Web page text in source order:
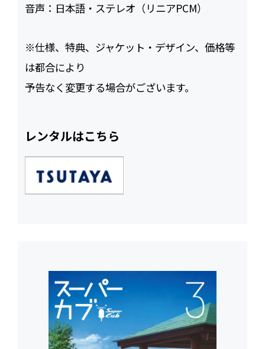
音声： 日本語・ステレオ（リニアPCM）
※仕様、特典、ジャケット・デザイン、価格等
は都合により
予告なく変更する場合がございます。
レンタルはこちら